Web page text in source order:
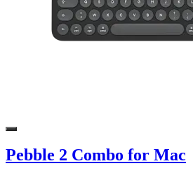
Pebble 2 Combo for Mac